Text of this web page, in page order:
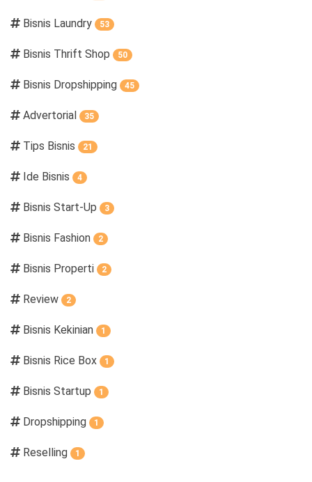
Bisnis Laundry 53
Bisnis Thrift Shop 50
Bisnis Dropshipping 45
Advertorial 35
Tips Bisnis 21
Ide Bisnis 4
Bisnis Start-Up 3
Bisnis Fashion 2
Bisnis Properti 2
Review 2
Bisnis Kekinian 1
Bisnis Rice Box 1
Bisnis Startup 1
Dropshipping 1
Reselling 1